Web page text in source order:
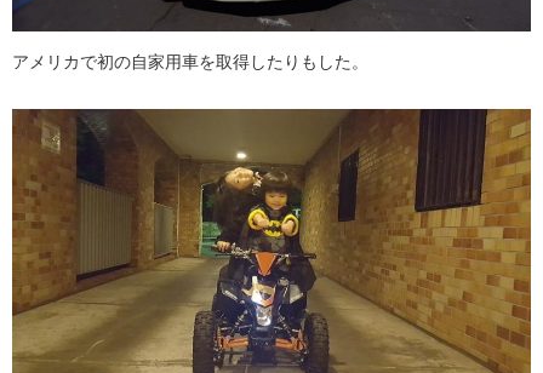
アメリカで初の自家用車を取得したりもした。